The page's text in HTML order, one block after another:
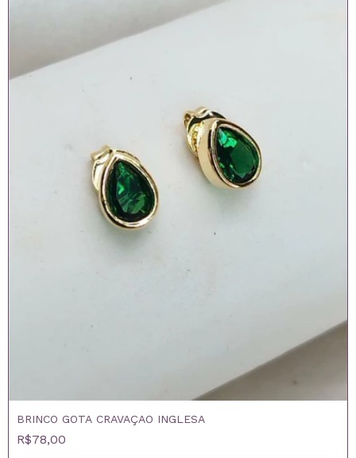
BRINCO GOTA CRAVAÇAO INGLESA
R$78,00